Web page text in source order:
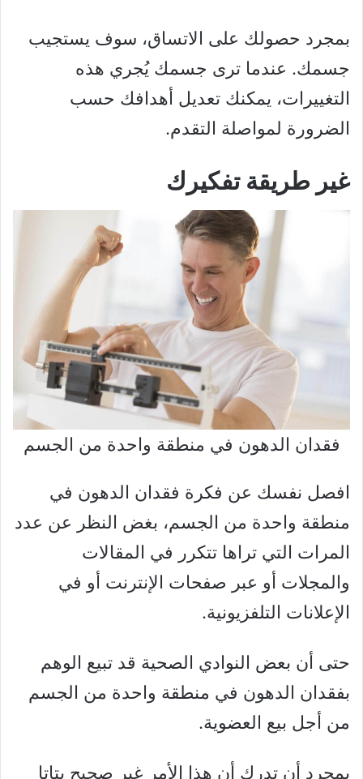
بمجرد حصولك على الاتساق، سوف يستجيب
جسمك. عندما ترى جسمك يُجري هذه
التغييرات، يمكنك تعديل أهدافك حسب
الضرورة لمواصلة التقدم.
غير طريقة تفكيرك
فقدان الدهون في منطقة واحدة من الجسم
افصل نفسك عن فكرة فقدان الدهون في
منطقة واحدة من الجسم، بغض النظر عن عدد
المرات التي تراها تتكرر في المقالات
والمجلات أو عبر صفحات الإنترنت أو في
الإعلانات التلفزيونية.
حتى أن بعض النوادي الصحية قد تبيع الوهم
بفقدان الدهون في منطقة واحدة من الجسم
من أجل بيع العضوية.
بمجرد أن تدرك أن هذا الأمر غير صحيح بتاتا